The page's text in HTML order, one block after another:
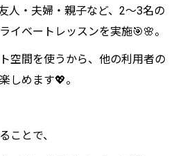
人・夫婦・親子など、2〜3名の
イベートレッスンを実施🎯🌸。
空間を使うから、他の利用者の
しめます💖。
ことで、